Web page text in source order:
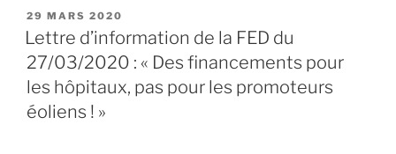
PUBLIÉ
LE
29 MARS 2020
Lettre d’information de la FED du
27/03/2020 : « Des financements pour
les hôpitaux, pas pour les promoteurs
éoliens ! »